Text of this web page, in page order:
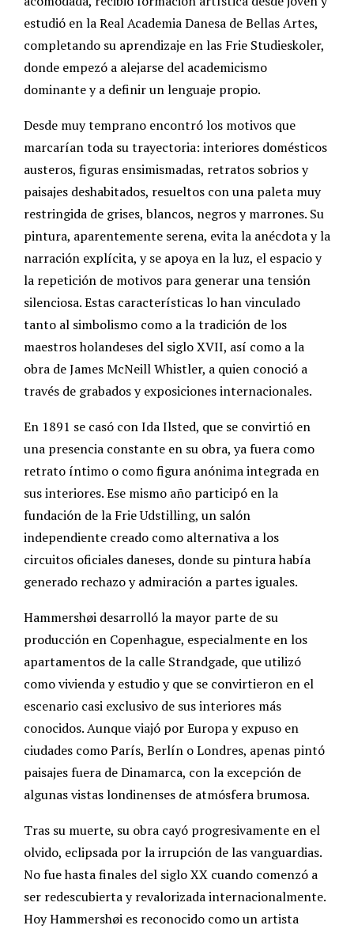
estudió en la Real Academia Danesa de Bellas Artes,
completando su aprendizaje en las Frie Studieskoler,
donde empezó a alejarse del academicismo
dominante y a definir un lenguaje propio.
Desde muy temprano encontró los motivos que
marcarían toda su trayectoria: interiores domésticos
austeros, figuras ensimismadas, retratos sobrios y
paisajes deshabitados, resueltos con una paleta muy
restringida de grises, blancos, negros y marrones. Su
pintura, aparentemente serena, evita la anécdota y la
narración explícita, y se apoya en la luz, el espacio y
la repetición de motivos para generar una tensión
silenciosa. Estas características lo han vinculado
tanto al simbolismo como a la tradición de los
maestros holandeses del siglo XVII, así como a la
obra de James McNeill Whistler, a quien conoció a
través de grabados y exposiciones internacionales.
En 1891 se casó con Ida Ilsted, que se convirtió en
una presencia constante en su obra, ya fuera como
retrato íntimo o como figura anónima integrada en
sus interiores. Ese mismo año participó en la
fundación de la Frie Udstilling, un salón
independiente creado como alternativa a los
circuitos oficiales daneses, donde su pintura había
generado rechazo y admiración a partes iguales.
Hammershøi desarrolló la mayor parte de su
producción en Copenhague, especialmente en los
apartamentos de la calle Strandgade, que utilizó
como vivienda y estudio y que se convirtieron en el
escenario casi exclusivo de sus interiores más
conocidos. Aunque viajó por Europa y expuso en
ciudades como París, Berlín o Londres, apenas pintó
paisajes fuera de Dinamarca, con la excepción de
algunas vistas londinenses de atmósfera brumosa.
Tras su muerte, su obra cayó progresivamente en el
olvido, eclipsada por la irrupción de las vanguardias.
No fue hasta finales del siglo XX cuando comenzó a
ser redescubierta y revalorizada internacionalmente.
Hoy Hammershøi es reconocido como un artista